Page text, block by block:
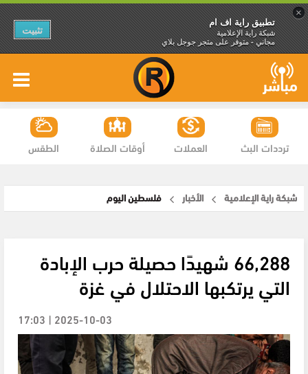
×
تطبيق راية اف ام
شبكة راية الإعلامية
مجاني - متوفر على متجر جوجل بلاي
تثبيت
الطقس أوقات الصلاة العملات ترددات البث
شبكة راية الإعلامية الأخبار فلسطين اليوم
66,288 شهيدًا حصيلة حرب الإبادة
التي يرتكبها الاحتلال في غزة
2025-10-03 | 17:03